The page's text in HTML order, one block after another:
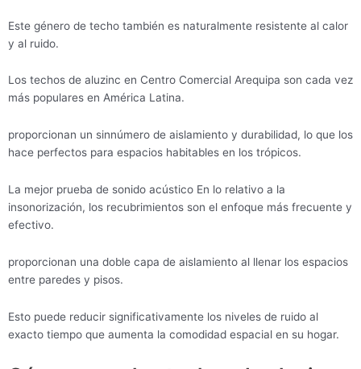
Este género de techo también es naturalmente resistente al calor
y al ruido.
Los techos de aluzinc en Centro Comercial Arequipa son cada vez
más populares en América Latina.
proporcionan un sinnúmero de aislamiento y durabilidad, lo que los
hace perfectos para espacios habitables en los trópicos.
La mejor prueba de sonido acústico En lo relativo a la
insonorización, los recubrimientos son el enfoque más frecuente y
efectivo.
proporcionan una doble capa de aislamiento al llenar los espacios
entre paredes y pisos.
Esto puede reducir significativamente los niveles de ruido al
exacto tiempo que aumenta la comodidad espacial en su hogar.